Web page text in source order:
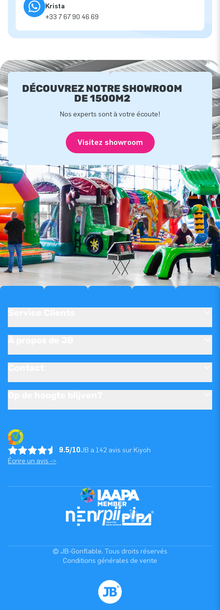
Krista
+33 7 67 90 46 69
DÉCOUVREZ NOTRE SHOWROOM
DE 1500M2
Nos experts sont à votre écoute!
Visitez showroom
9.5/10JB a 142 avis sur Kiyoh
Écrire un avis ->
© JB-Gonflable. Tous droits réservés
Conditions générales de vente